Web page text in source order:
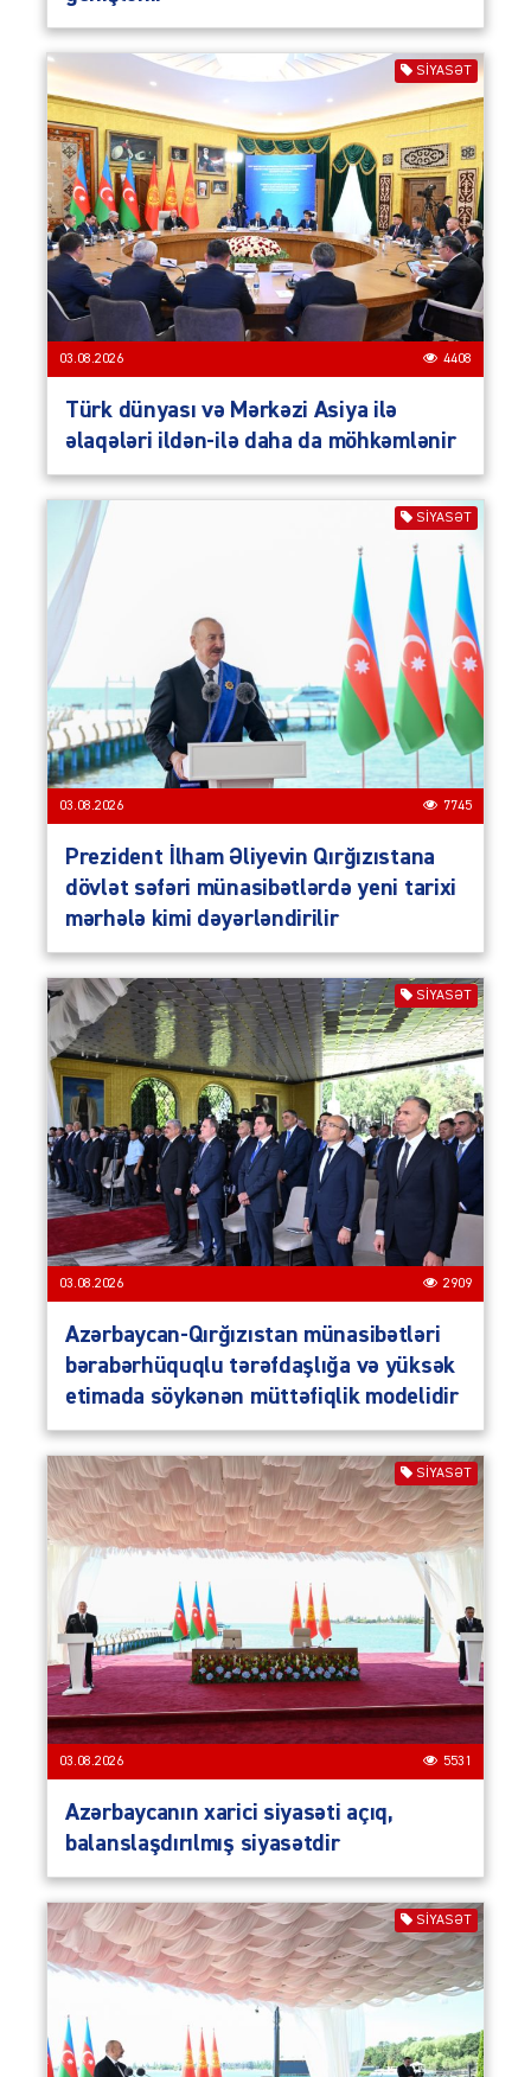
SIYASƏT
03.08.2026 4408
Türk dünyası və Mərkəzi Asiya ilə
əlaqələri ildən-ilə daha da möhkəmlənir
SIYASƏT
03.08.2026 7745
Prezident İlham Əliyevin Qırğızıstana
dövlət səfəri münasibətlərdə yeni tarixi
mərhələ kimi dəyərləndirilir
SIYASƏT
03.08.2026 2909
Azərbaycan-Qırğızıstan münasibətləri
bərabərhüquqlu tərəfdaşlığa və yüksək
etimada söykənən müttəfiqlik modelidir
SIYASƏT
03.08.2026 5531
Azərbaycanın xarici siyasəti açıq,
balanslaşdırılmış siyasətdir
SIYASƏT